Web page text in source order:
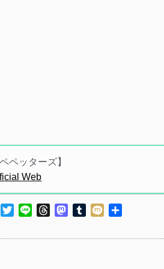
ペペッターズ】
Web
Facebook
TwitterLine ThreadsMastodon
TumblrMixi